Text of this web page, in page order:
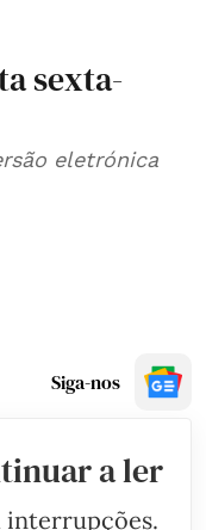
sexta-
eletrónica
Siga-nos
a ler
interrupções.